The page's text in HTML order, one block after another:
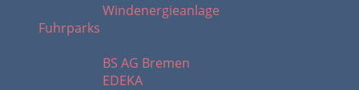
Windenergieanlage
Fuhrparks
BS AG Bremen
EDEKA